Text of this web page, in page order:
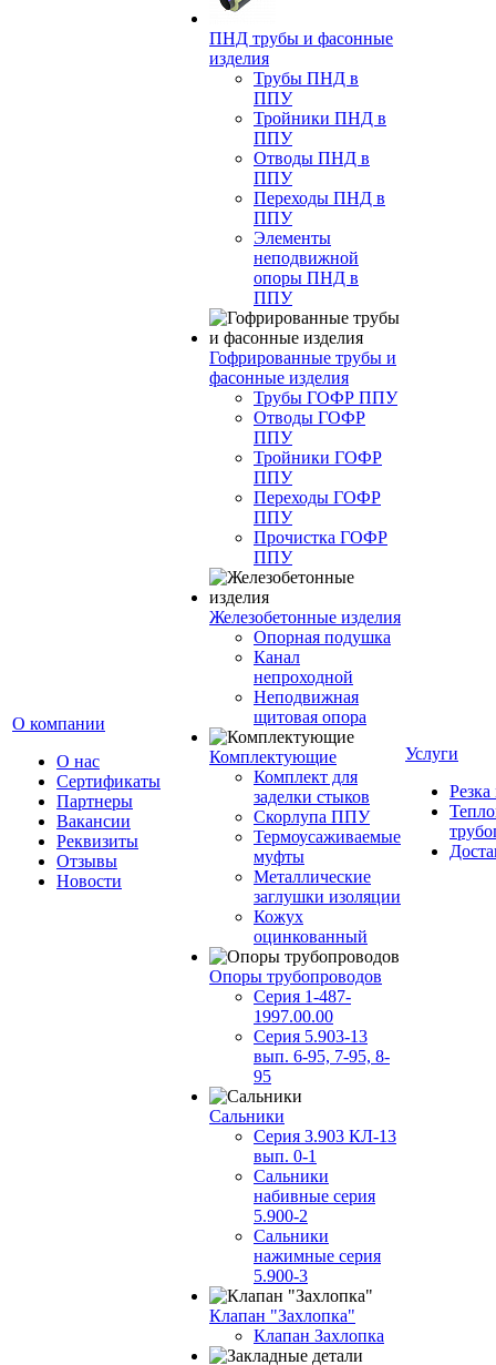
О компании
О нас
Сертификаты
Партнеры
Вакансии
Реквизиты
Отзывы
Новости
ПНД трубы и фасонные
изделия
Трубы ПНД в
ППУ
Тройники ПНД в
ППУ
Отводы ПНД в
ППУ
Переходы ПНД в
ППУ
Элементы
неподвижной
опоры ПНД в
ППУ
Гофрированные трубы и
фасонные изделия
Трубы ГОФР ППУ
Отводы ГОФР
ППУ
Тройники ГОФР
ППУ
Переходы ГОФР
ППУ
Прочистка ГОФР
ППУ
Железобетонные изделия
Опорная подушка
Канал
непроходной
Неподвижная
щитовая опора
Комплектующие
Комплект для
заделки стыков
Скорлупа ППУ
Термоусаживаемые
муфты
Металлические
заглушки изоляции
Кожух
оцинкованный
Опоры трубопроводов
Серия 1-487-
1997.00.00
Серия 5.903-13
вып. 6-95, 7-95, 8-
95
Сальники
Серия 3.903 КЛ-13
вып. 0-1
Сальники
набивные серия
5.900-2
Сальники
нажимные серия
5.900-3
Клапан "Захлопка"
Клапан Захлопка
Услуги
Резка